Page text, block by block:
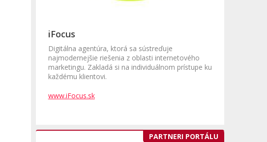
iFocus
Digitálna agentúra, ktorá sa sústreďuje
najmodernejšie riešenia z oblasti internetového
marketingu. Zakladá si na individuálnom prístupe ku
každému klientovi.
www.iFocus.sk
PARTNERI PORTÁLU